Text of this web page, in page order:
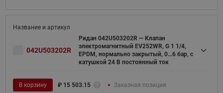
042U503202R
Ридан 042U503202R — Клапан
электромагнитный EV252WR, G 1 1/4,
EPDM, нормально закрытый, 0…6 бар, с
катушкой 24 В постоянный ток
В корзину ₽ 15 503.15 Заказная позиция